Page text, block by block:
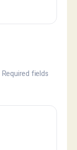
Required fields